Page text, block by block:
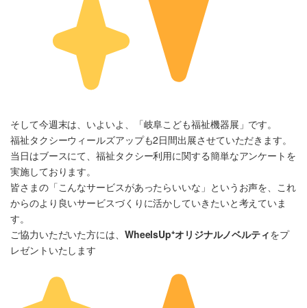
そして今週末は、いよいよ、「岐阜こども福祉機器展」です。
福祉タクシーウィールズアップも2日間出展させていただきます。
当日はブースにて、福祉タクシー利用に関する簡単なアンケートを
実施しております。
皆さまの「こんなサービスがあったらいいな」というお声を、これ
からのより良いサービスづくりに活かしていきたいと考えていま
す。
ご協力いただいた方には、 WheelsUp⁺オリジナルノベルティをプ
レゼントいたします